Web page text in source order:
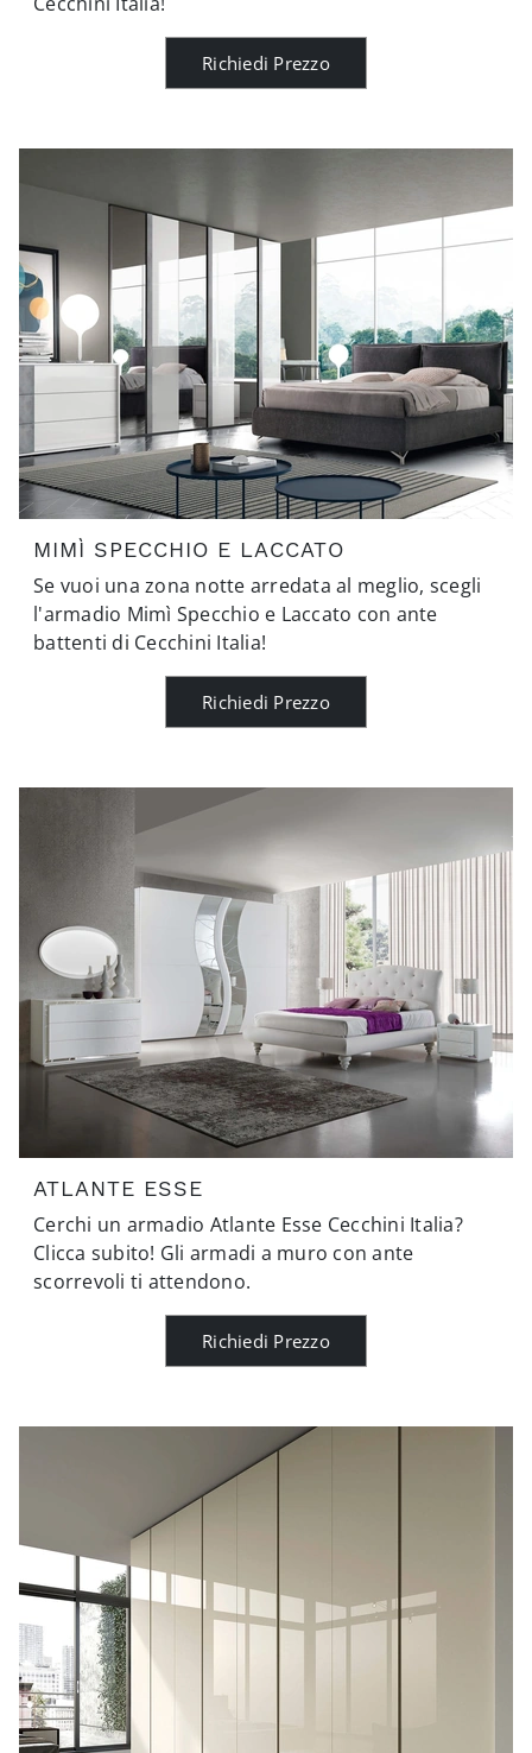
Richiedi Prezzo
MIMÌ SPECCHIO E LACCATO
Se vuoi una zona notte arredata al meglio, scegli
l'armadio Mimì Specchio e Laccato con ante
battenti di Cecchini Italia!
Richiedi Prezzo
ATLANTE ESSE
Cerchi un armadio Atlante Esse Cecchini Italia?
Clicca subito! Gli armadi a muro con ante
scorrevoli ti attendono.
Richiedi Prezzo